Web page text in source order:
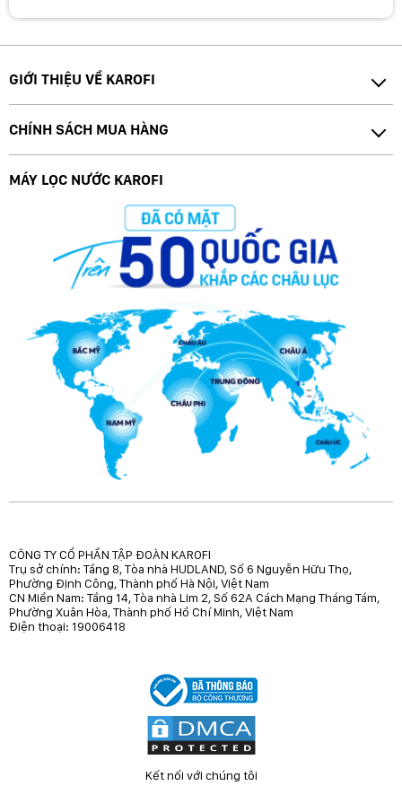
GIỚI THIỆU VỀ KAROFI
CHÍNH SÁCH MUA HÀNG
MÁY LỌC NƯỚC KAROFI
CÔNG TY CỔ PHẦN TẬP ĐOÀN KAROFI
Trụ sở chính: Tầng 8, Tòa nhà HUDLAND, Số 6 Nguyễn Hữu Thọ,
Phường Định Công, Thành phố Hà Nội, Việt Nam
CN Miền Nam: Tầng 14, Tòa nhà Lim 2, Số 62A Cách Mạng Tháng Tám,
Phường Xuân Hòa, Thành phố Hồ Chí Minh, Việt Nam
Điện thoại: 19006418
Kết nối với chúng tôi